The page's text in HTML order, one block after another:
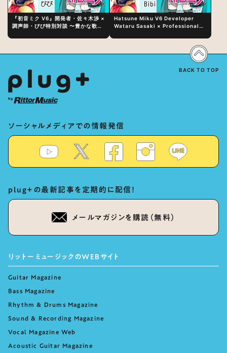
『初音ミク V6』開発者・佐々木渉 ×
調声師・びび特別対談 〜豊かな歌声
Hatsune Miku V6 Developer
Wataru Sasaki × Professional
Vocal Expression Lies in “Love
for the singing characters” and
ソーシャルメディアでの情報発信
plug+の最新記事を定期的に配信！
メールマガジンを購読（無料）
リットーミュージックのWEBサイト
Guitar Magazine
Bass Magazine
Rhythm & Drums Magazine
Sound & Recording Magazine
Vocal Magazine Web
Acoustic Guitar Magazine
BACK TO TOP